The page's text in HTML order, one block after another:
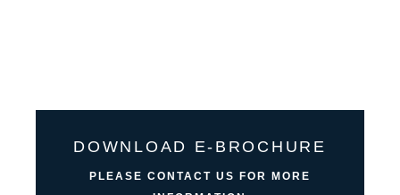
DOWNLOAD E-BROCHURE
PLEASE CONTACT US FOR MORE